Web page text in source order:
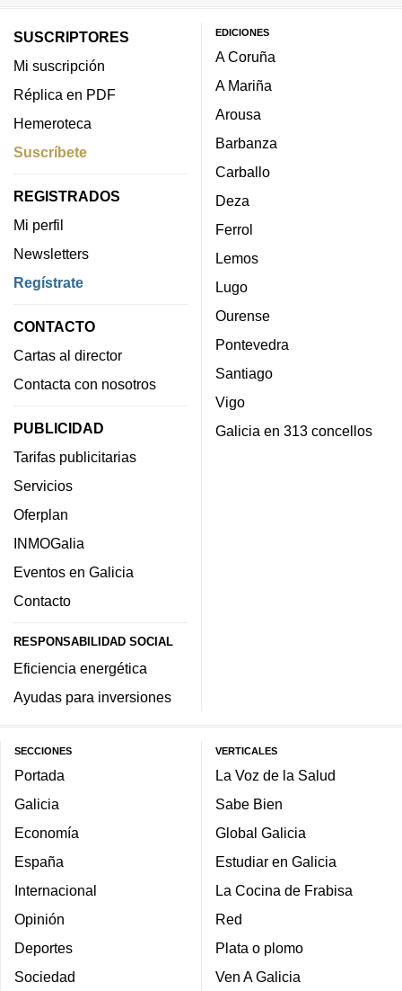
SUSCRIPTORES
Mi suscripción
Réplica en PDF
Hemeroteca
Suscríbete
REGISTRADOS
Mi perfil
Newsletters
Regístrate
CONTACTO
Cartas al director
Contacta con nosotros
PUBLICIDAD
Tarifas publicitarias
Servicios
Oferplan
INMOGalia
Eventos en Galicia
Contacto
RESPONSABILIDAD SOCIAL
Eficiencia energética
Ayudas para inversiones
EDICIONES
A Coruña
A Mariña
Arousa
Barbanza
Carballo
Deza
Ferrol
Lemos
Lugo
Ourense
Pontevedra
Santiago
Vigo
Galicia en 313 concellos
SECCIONES
Portada
Galicia
Economía
España
Internacional
Opinión
Deportes
Sociedad
VERTICALES
La Voz de la Salud
Sabe Bien
Global Galicia
Estudiar en Galicia
La Cocina de Frabisa
Red
Plata o plomo
Ven A Galicia